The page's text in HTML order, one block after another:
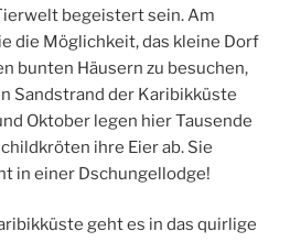
begeistert sein. Am
die Möglichkeit, das kleine Dorf
bunten Häusern zu besuchen,
Sandstrand der Karibikküste
Oktober legen hier Tausende
ihre Eier ab. Sie
in einer Dschungellodge!
geht es in das quirlige